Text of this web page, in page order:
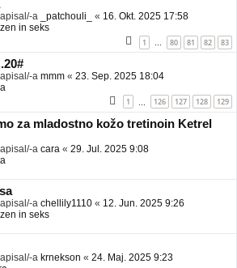
a _patchouli_ « 16. Okt. 2025 17:58
in seks
1 80 81 82 83
a mmm « 23. Sep. 2025 18:04
1 126 127 128 129
za mladostno kožo tretinoin Ketrel
a cara « 29. Jul. 2025 9:08
a chellily1110 « 12. Jun. 2025 9:26
in seks
a krnekson « 24. Maj. 2025 9:23